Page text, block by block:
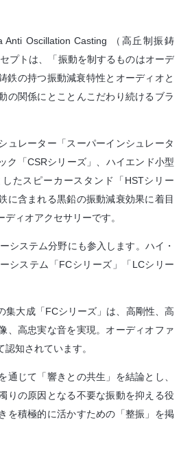
Anti Oscillation Casting （高丘制振鋳
プトは、「振動を制するものはオーデ
鉄の持つ振動減衰特性とオーディオと
の関係にとことんこだわり続けるブラ
ュレーター「スーパーインシュレータ
ク「CSRシリーズ」、ハイエンド小型
たスピーカースタンド「HSTシリー
に含まれる黒鉛の振動減衰効果に着目
ィオアクセサリーです。
システム分野にも参入します。ハイ・
システム「FCシリーズ」「LCシリー
集大成「FCシリーズ」は、高剛性、高
、高忠実な音を実現。オーディオファ
知されています。
通じて「響きとの共生」を結論とし、
りの原因となる不要な振動を抑える役
を積極的に活かすための「整振」を掲